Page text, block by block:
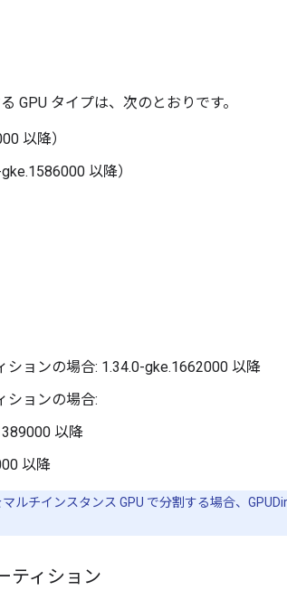
GPU タイプは、次のとおりです。
以降）
以降）
ションの場合: 1.34.0-gke.1662000 以降
ションの場合:
以降
以降
ルチインスタンス GPU で分割する場合、
ティション